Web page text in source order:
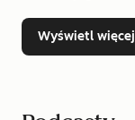
Wyświetl więcej